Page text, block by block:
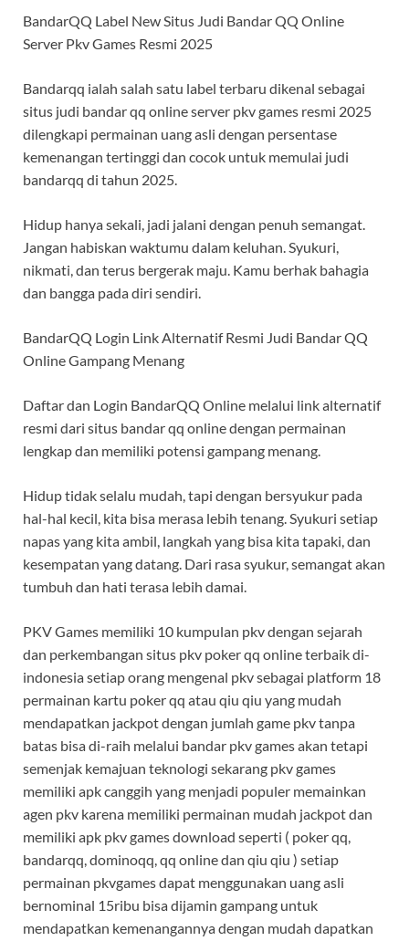
BandarQQ Label New Situs Judi Bandar QQ Online
Server Pkv Games Resmi 2025
Bandarqq ialah salah satu label terbaru dikenal sebagai
situs judi bandar qq online server pkv games resmi 2025
dilengkapi permainan uang asli dengan persentase
kemenangan tertinggi dan cocok untuk memulai judi
bandarqq di tahun 2025.
Hidup hanya sekali, jadi jalani dengan penuh semangat.
Jangan habiskan waktumu dalam keluhan. Syukuri,
nikmati, dan terus bergerak maju. Kamu berhak bahagia
dan bangga pada diri sendiri.
BandarQQ Login Link Alternatif Resmi Judi Bandar QQ
Online Gampang Menang
Daftar dan Login BandarQQ Online melalui link alternatif
resmi dari situs bandar qq online dengan permainan
lengkap dan memiliki potensi gampang menang.
Hidup tidak selalu mudah, tapi dengan bersyukur pada
hal-hal kecil, kita bisa merasa lebih tenang. Syukuri setiap
napas yang kita ambil, langkah yang bisa kita tapaki, dan
kesempatan yang datang. Dari rasa syukur, semangat akan
tumbuh dan hati terasa lebih damai.
PKV Games memiliki 10 kumpulan pkv dengan sejarah
dan perkembangan situs pkv poker qq online terbaik di-
indonesia setiap orang mengenal pkv sebagai platform 18
permainan kartu poker qq atau qiu qiu yang mudah
mendapatkan jackpot dengan jumlah game pkv tanpa
batas bisa di-raih melalui bandar pkv games akan tetapi
semenjak kemajuan teknologi sekarang pkv games
memiliki apk canggih yang menjadi populer memainkan
agen pkv karena memiliki permainan mudah jackpot dan
memiliki apk pkv games download seperti ( poker qq,
bandarqq, dominoqq, qq online dan qiu qiu ) setiap
permainan pkvgames dapat menggunakan uang asli
bernominal 15ribu bisa dijamin gampang untuk
mendapatkan kemenangannya dengan mudah dapatkan